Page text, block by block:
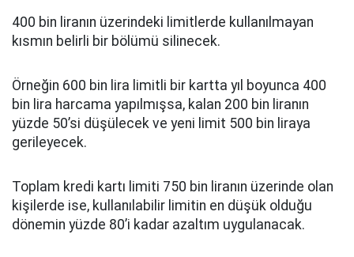
400 bin liranın üzerindeki limitlerde kullanılmayan
kısmın belirli bir bölümü silinecek.
Örneğin 600 bin lira limitli bir kartta yıl boyunca 400
bin lira harcama yapılmışsa, kalan 200 bin liranın
yüzde 50’si düşülecek ve yeni limit 500 bin liraya
gerileyecek.
Toplam kredi kartı limiti 750 bin liranın üzerinde olan
kişilerde ise, kullanılabilir limitin en düşük olduğu
dönemin yüzde 80’i kadar azaltım uygulanacak.